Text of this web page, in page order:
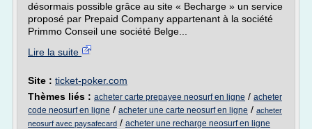
désormais possible grâce au site « Becharge » un service
proposé par Prepaid Company appartenant à la société
Primmo Conseil une société Belge...
Lire la suite
Site : ticket-poker.com
Thèmes liés : acheter carte prepayee neosurf en ligne / acheter
code neosurf en ligne / acheter une carte neosurf en ligne / acheter
neosurf avec paysafecard / acheter une recharge neosurf en ligne